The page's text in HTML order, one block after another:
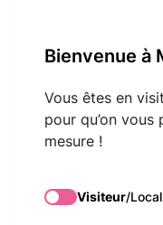
Bienvenue à
Vous êtes en
pour qu’on
mesure !
Visiteur/Local
Galerie
des